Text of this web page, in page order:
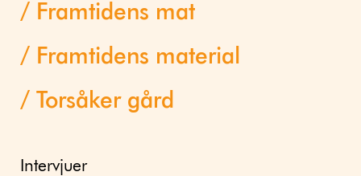
Framtidens mat
Framtidens material
Torsåker gård
Intervjuer